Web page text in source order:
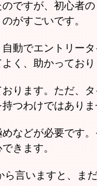
ですが、初心者
がすごいです。
動でエントリー
く、助かってお
ります。ただ、
つわけではあり
などが必要です
きます。
ら言いますと、ま